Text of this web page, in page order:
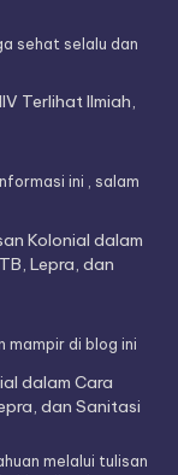
sehat selalu dan
Terlihat Ilmiah,
ini , salam
Kolonial dalam
Lepra, dan
mampir di blog ini
dalam Cara
dan Sanitasi
melalui tulisan